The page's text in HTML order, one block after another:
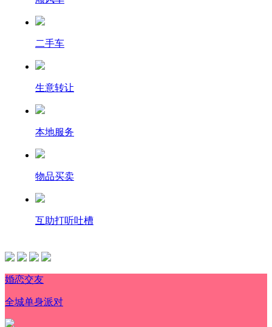
二手车
生意转让
本地服务
物品买卖
互助打听吐槽
婚恋交友
全城单身派对